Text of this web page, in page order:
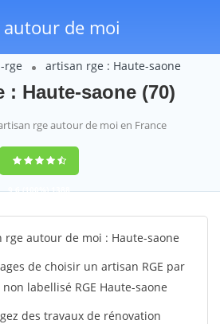
autour de moi
rge artisan rge : Haute-saone
: Haute-saone (70)
rge autour de moi en France
9,6(100%)1388
votes
rge autour de moi : Haute-saone
de choisir un artisan RGE par
labellisé RGE Haute-saone
des travaux de rénovation